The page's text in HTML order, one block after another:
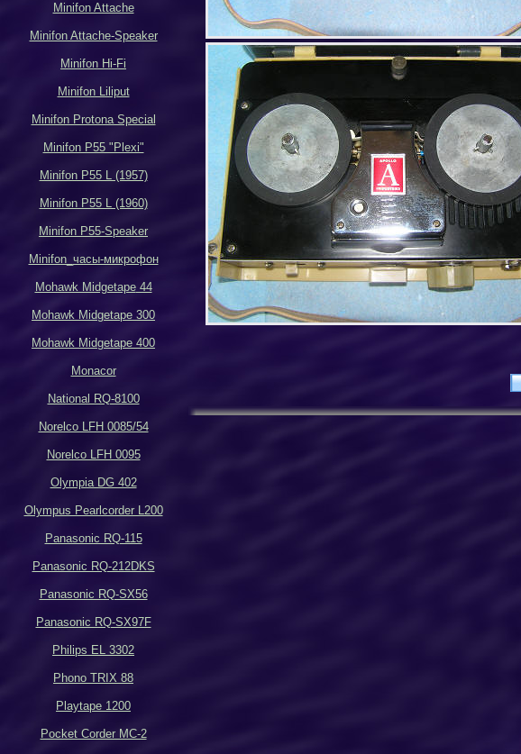
Minifon Attache
Minifon Attache-Speaker
Minifon Hi-Fi
Minifon Liliput
Minifon Protona Special
Minifon P55 "Plexi"
Minifon P55 L (1957)
Minifon P55 L (1960)
Minifon P55-Speaker
Minifon_ часы-микрофон
Mohawk Midgetape44
Mohawk Midgetape 300
Mohawk Midgetape 400
Monacor
National RQ-8100
Norelco LFH 0085/54
Norelco LFH 0095
Olympia DG 402
Olympus Pearlcorder L200
Panasonic RQ-115
Panasonic RQ-212DKS
Panasonic RQ-SX56
Panasonic RQ-SX97F
Philips EL 3302
Phono TRIX 88
Playtape 1200
Pocket Corder MC-2